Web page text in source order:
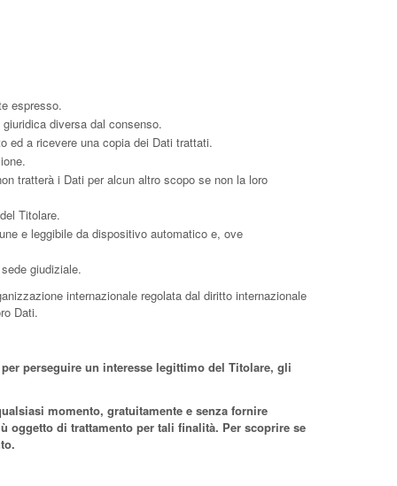
espresso.
diversa dal consenso.
ed a ricevere una copia dei Dati trattati.
tratterà i Dati per alcun altro scopo se non la loro
Titolare.
e leggibile da dispositivo automatico e, ove
giudiziale.
internazionale regolata dal diritto internazionale
Dati.
perseguire un interesse legittimo del Titolare, gli
momento, gratuitamente e senza fornire
oggetto di trattamento per tali finalità. Per scoprire se